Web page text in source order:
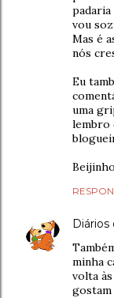
vou
Mas é
nós
Eu
uma
lembro
Diários
minha
volta